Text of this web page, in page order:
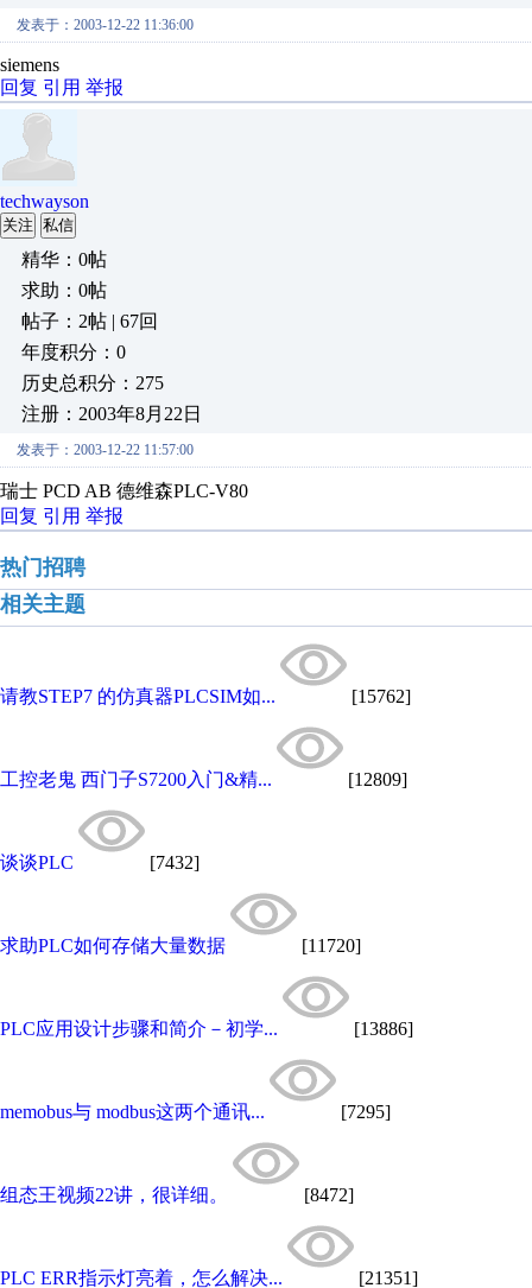
发表于：2003-12-22 11:36:00
siemens
回复 引用 举报
techwayson
关注 私信
精华：0帖
求助：0帖
帖子：2帖 | 67回
年度积分：0
历史总积分：275
注册：2003年8月22日
发表于：2003-12-22 11:57:00
瑞士 PCD AB 德维森PLC-V80
回复 引用 举报
热门招聘
相关主题
请教STEP7 的仿真器PLCSIM如... [15762]
工控老鬼 西门子S7200入门&精... [12809]
谈谈PLC [7432]
求助PLC如何存储大量数据 [11720]
PLC应用设计步骤和简介－初学... [13886]
memobus与 modbus这两个通讯... [7295]
组态王视频22讲，很详细。 [8472]
PLC ERR指示灯亮着，怎么解决... [21351]